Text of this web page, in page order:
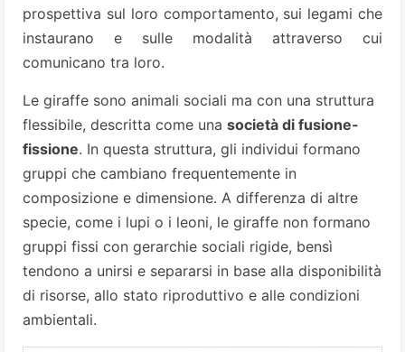
prospettiva sul loro comportamento, sui legami che
instaurano e sulle modalità attraverso cui
comunicano tra loro.
Le giraffe sono animali sociali ma con una struttura
flessibile, descritta come una società di fusione-
fissione. In questa struttura, gli individui formano
gruppi che cambiano frequentemente in
composizione e dimensione. A differenza di altre
specie, come i lupi o i leoni, le giraffe non formano
gruppi fissi con gerarchie sociali rigide, bensì
tendono a unirsi e separarsi in base alla disponibilità
di risorse, allo stato riproduttivo e alle condizioni
ambientali.